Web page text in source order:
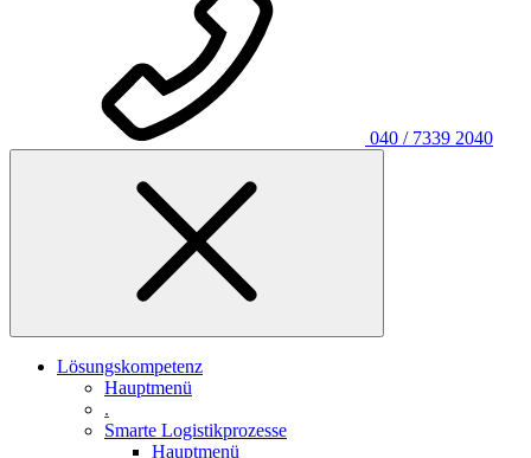
040 / 7339 2040
Lösungskompetenz
Hauptmenü
.
Smarte Logistikprozesse
Hauptmenü